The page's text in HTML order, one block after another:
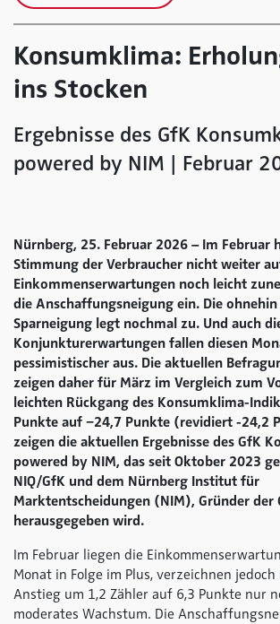
Konsumklima:
ins Stocken
Ergebnisse des GfK
powered by NIM | Februar
Nürnberg, 25. Februar 2026 – Im Februar
Stimmung der Verbraucher nicht weiter
Einkommenserwartungen noch leicht
die Anschaffungsneigung ein. Die
Sparneigung legt nochmal zu. Und auch
Konjunkturerwartungen fallen diesen
pessimistischer aus. Die aktuellen
zeigen daher für März im Vergleich zum
leichten Rückgang des Konsumklima-
Punkte auf −24,7 Punkte (revidiert -24,2
zeigen die aktuellen Ergebnisse des GfK
powered by NIM, das seit Oktober 2023
NIQ/GfK und dem Nürnberg Institut für
Marktentscheidungen (NIM), Gründer der
herausgegeben wird.
Im Februar liegen die
Monat in Folge im Plus, verzeichnen
Anstieg um 1,2 Zähler auf 6,3 Punkte nur
moderates Wachstum. Die